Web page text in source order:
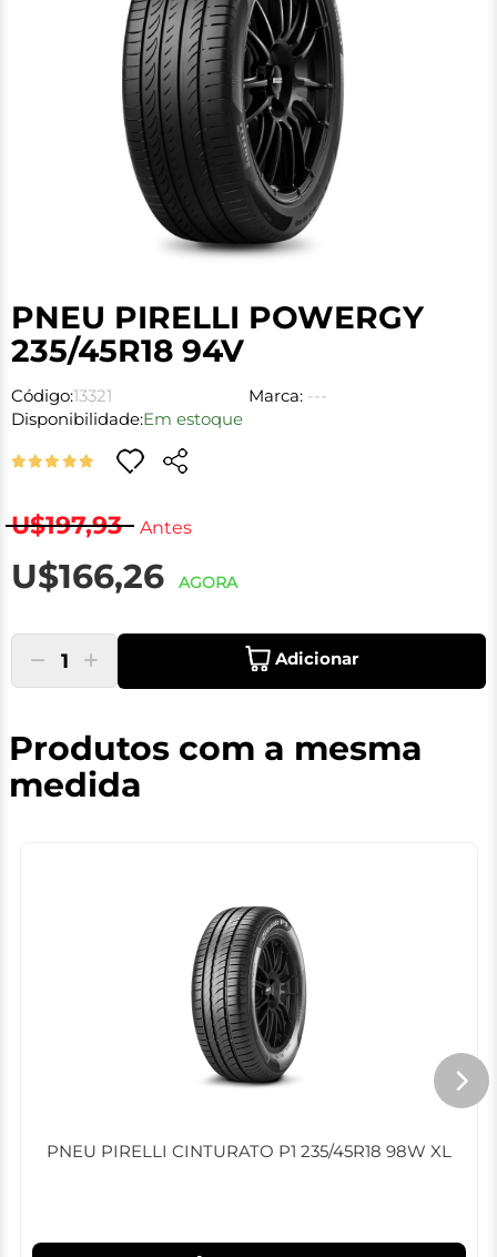
PNEU PIRELLI POWERGY
235/45R18 94V
Código:13321 Marca: ---
Disponibilidade:Em estoque
U$197,93 Antes
U$166,26 AGORA
1 Adicionar
Produtos com a mesma
medida
PNEU PIRELLI CINTURATO P1 235/45R18 98W XL